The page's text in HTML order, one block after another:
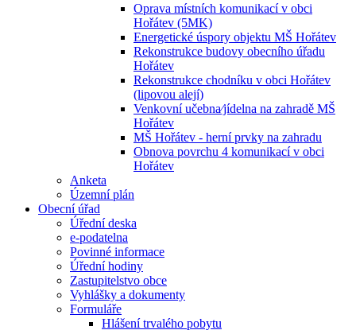
Oprava místních komunikací v obci
Hořátev (5MK)
Energetické úspory objektu MŠ Hořátev
Rekonstrukce budovy obecního úřadu
Hořátev
Rekonstrukce chodníku v obci Hořátev
(lipovou alejí)
Venkovní učebna⁄jídelna na zahradě MŠ
Hořátev
MŠ Hořátev - herní prvky na zahradu
Obnova povrchu 4 komunikací v obci
Hořátev
Anketa
Územní plán
Obecní úřad
Úřední deska
e-podatelna
Povinné informace
Úřední hodiny
Zastupitelstvo obce
Vyhlášky a dokumenty
Formuláře
Hlášení trvalého pobytu